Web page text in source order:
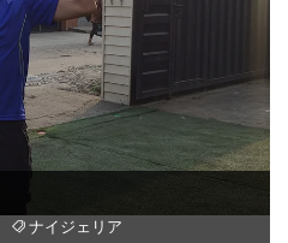
ナイジェリア